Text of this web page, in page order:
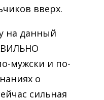
вверх.
на данный
мужски и по-
о
сильная